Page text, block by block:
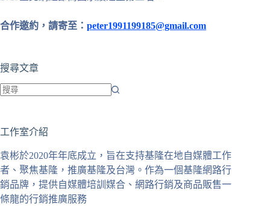
合作邀約，請寄至： peter1991199185@gmail.com
搜尋文章
到
合
條
件
的
工作室介紹
袁彬於2020年年底成立，旨在支持基隆在地自媒體工作
者、聚焦基隆，推廣基隆及台灣。作為一個基隆網路行
銷品牌，提供自媒體培訓媒合、網路行銷及商品販售一
條龍的行銷推廣服務